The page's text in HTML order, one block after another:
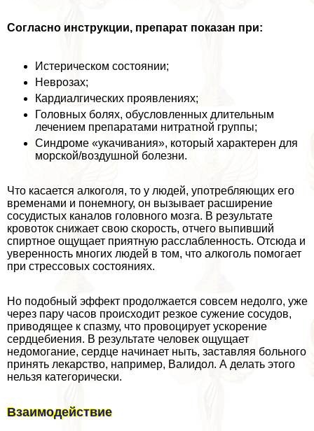
Согласно инструкции, препарат показан при:
Истерическом состоянии;
Неврозах;
Кардиалгических проявлениях;
Головных болях, обусловленных длительным
лечением препаратами нитратной группы;
Синдроме «укачивания», который хаpaктерен для
морской/воздушной болезни.
Что касается алкоголя, то у людей, употрeбляющих его
временами и понемногу, он вызывает расширение
сосудистых каналов головного мозга. В результате
кровоток снижает свою скорость, отчего выпивший
спиртное ощущает приятную расслабленность. Отсюда и
уверенность многих людей в том, что алкоголь помогает
при стрессовых состояниях.
Но подобный эффект продолжается совсем недолго, уже
через пару часов происходит резкое сужение сосудов,
приводящее к спазму, что провоцирует ускорение
сердцебиения. В результате человек ощущает
недомогание, сердце начинает ныть, заставляя больного
принять лекарство, например, Валидол. А делать этого
нельзя категорически.
Взаимодействие